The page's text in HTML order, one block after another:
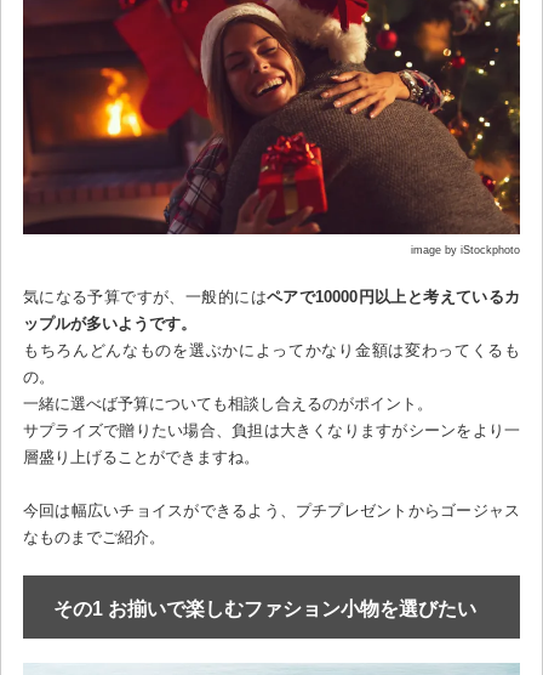
image by iStockphoto
気になる予算ですが、一般的にはペアで10000円以上と考えているカ
ップルが多いようです。
もちろんどんなものを選ぶかによってかなり金額は変わってくるも
の。
一緒に選べば予算についても相談し合えるのがポイント。
サプライズで贈りたい場合、負担は大きくなりますがシーンをより一
層盛り上げることができますね。
今回は幅広いチョイスができるよう、プチプレゼントからゴージャス
なものまでご紹介。
その1 お揃いで楽しむファション小物を選びたい